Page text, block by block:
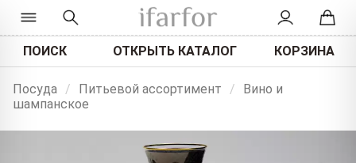
ПОИСК ОТКРЫТЬ КАТАЛОГ КОРЗИНА
Посуда / Питьевой ассортимент /
Вино и
шампанское